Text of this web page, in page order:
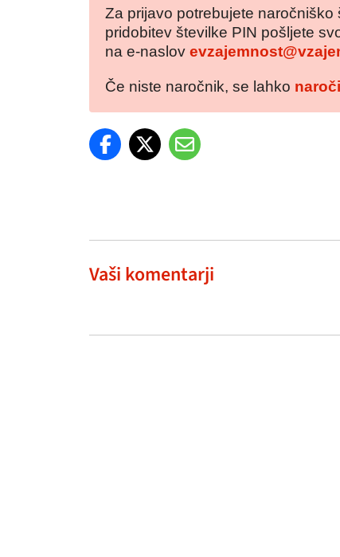
Za prijavo potrebujete
pridobitev številke PIN pošljete
na e-naslov
Če niste naročnik, se lahko
Vaši komentarji